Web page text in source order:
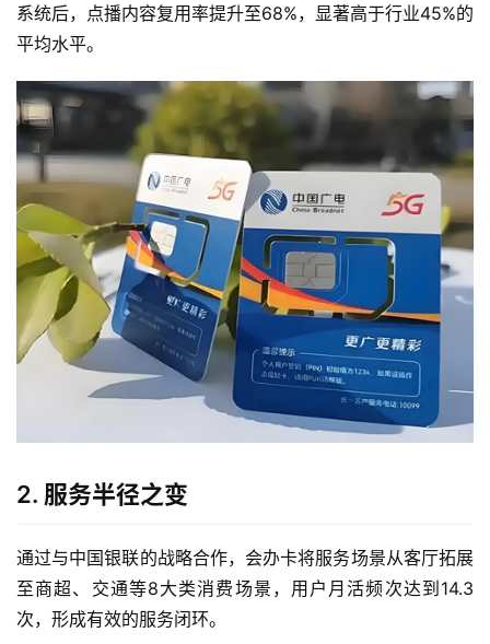
系统后，点播内容复用率提升至68%，显著高于行业45%的
平均水平。
2. 服务半径之变
通过与中国银联的战略合作，会办卡将服务场景从客厅拓展
至商超、交通等8大类消费场景，用户月活频次达到14.3
次，形成有效的服务闭环。